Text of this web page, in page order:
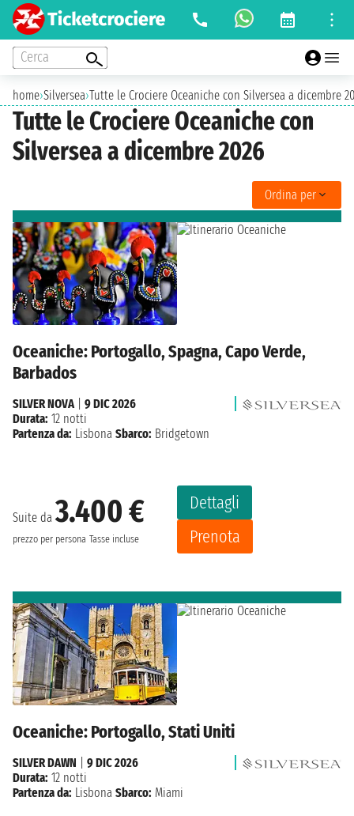
Cerca
home›Silversea›Tutte le Crociere Oceaniche con Silversea a dicembre
Tutte le Crociere Oceaniche con
Silversea a dicembre 2026
Ordina per
Oceaniche: Portogallo, Spagna, Capo Verde,
Barbados
Suite da3.400 €
prezzo per persona Tasse incluse
Dettagli
Prenota
SILVER NOVA
9 DIC 2026
Durata: 12 notti
Partenza da: Lisbona Sbarco: Bridgetown
Oceaniche: Portogallo, Stati Uniti
SILVER DAWN
9 DIC 2026
Durata: 12 notti
Partenza da: Lisbona Sbarco: Miami